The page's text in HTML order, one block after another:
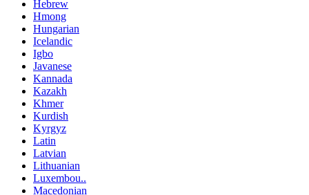
Hebrew
Hmong
Hungarian
Icelandic
Igbo
Javanese
Kannada
Kazakh
Khmer
Kurdish
Kyrgyz
Latin
Latvian
Lithuanian
Luxembou..
Macedonian